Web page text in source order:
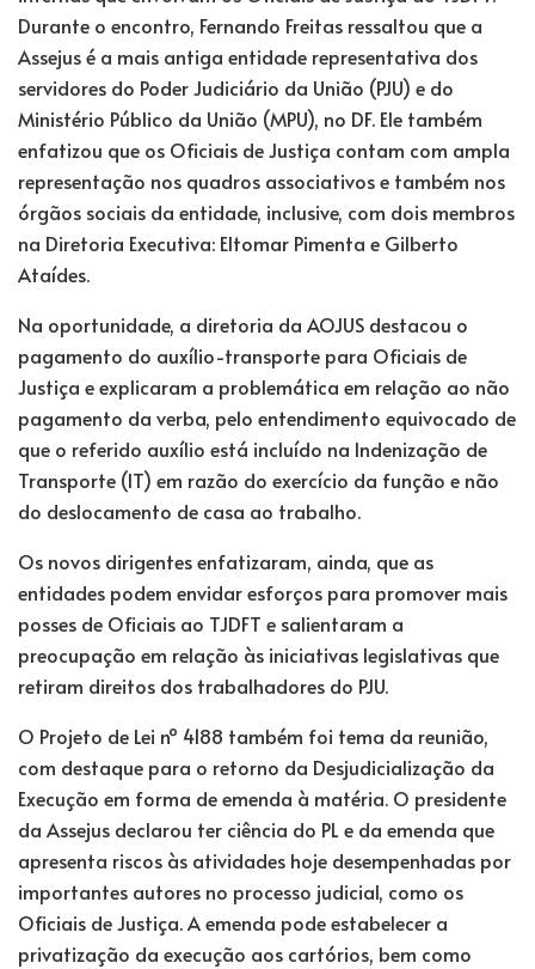
Durante o encontro, Fernando Freitas ressaltou que a
Assejus é a mais antiga entidade representativa dos
servidores do Poder Judiciário da União (PJU) e do
Ministério Público da União (MPU), no DF. Ele também
enfatizou que os Oficiais de Justiça contam com ampla
representação nos quadros associativos e também nos
órgãos sociais da entidade, inclusive, com dois membros
na Diretoria Executiva: Eltomar Pimenta e Gilberto
Ataídes.
Na oportunidade, a diretoria da AOJUS destacou o
pagamento do auxílio-transporte para Oficiais de
Justiça e explicaram a problemática em relação ao não
pagamento da verba, pelo entendimento equivocado de
que o referido auxílio está incluído na Indenização de
Transporte (IT) em razão do exercício da função e não
do deslocamento de casa ao trabalho.
Os novos dirigentes enfatizaram, ainda, que as
entidades podem envidar esforços para promover mais
posses de Oficiais ao TJDFT e salientaram a
preocupação em relação às iniciativas legislativas que
retiram direitos dos trabalhadores do PJU.
O Projeto de Lei nº 4188 também foi tema da reunião,
com destaque para o retorno da Desjudicialização da
Execução em forma de emenda à matéria. O presidente
da Assejus declarou ter ciência do PL e da emenda que
apresenta riscos às atividades hoje desempenhadas por
importantes autores no processo judicial, como os
Oficiais de Justiça. A emenda pode estabelecer a
privatização da execução aos cartórios, bem como